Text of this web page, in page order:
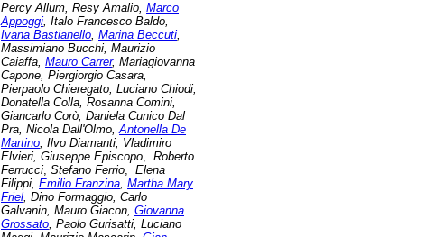
Percy Allum, Resy Amalio, Marco
Appoggi, Italo Francesco Baldo,
Ivana Bastianello, Marina Beccuti,
Massimiano Bucchi, Maurizio
Caiaffa, Mauro Carrer, Mariagiovanna
Capone, Piergiorgio Casara,
Pierpaolo Chieregato, Luciano Chiodi,
Donatella Colla, Rosanna Comini,
Giancarlo Corò, Daniela Cunico Dal
Pra, Nicola Dall'Olmo,Antonella De
Martino, Ilvo Diamanti, Vladimiro
Elvieri, Giuseppe Episcopo, Roberto
Ferrucci, Stefano Ferrio, Elena
Filippi, Emilio Franzina, Martha Mary
Friel, Dino Formaggio, Carlo
Galvanin, Mauro Giacon, Giovanna
Grossato, Paolo Gurisatti, Luciano